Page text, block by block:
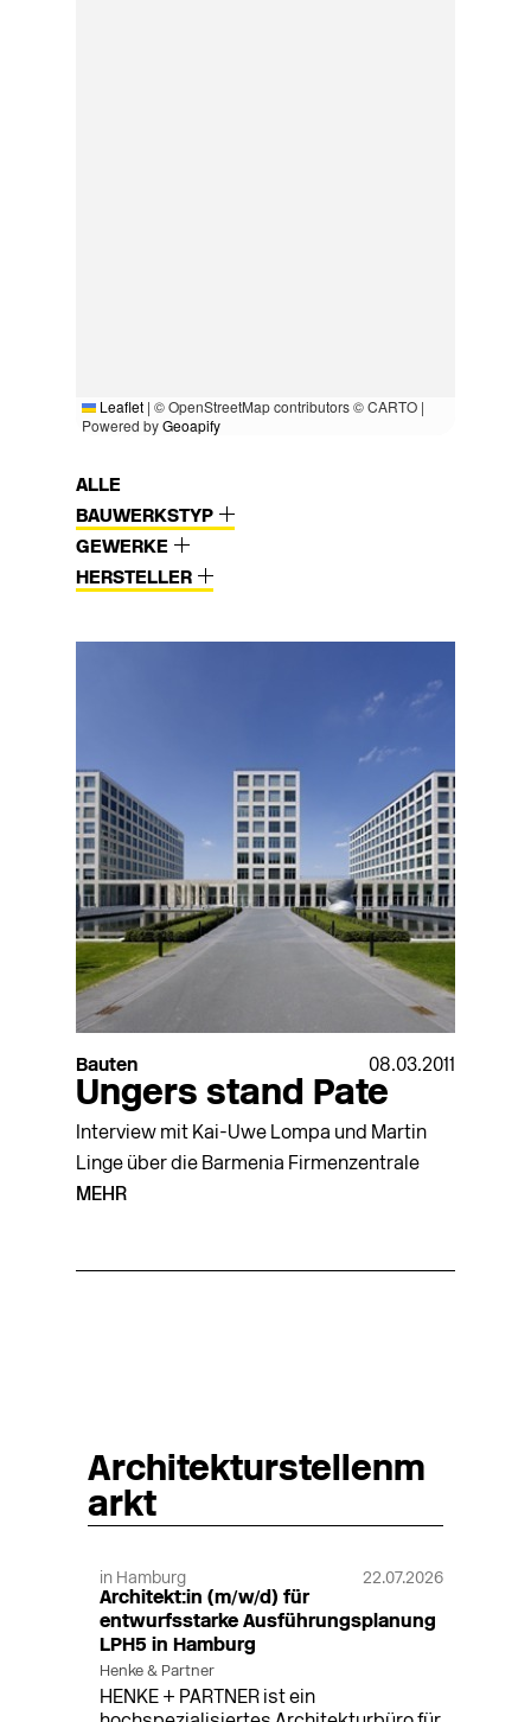
Leaflet | © OpenStreetMap contributors © CARTO |
Powered byGeoapify
ALLE
BAUWERKSTYP
GEWERKE
HERSTELLER
Bauten 08.03.2011
Ungers stand Pate
Interview mit Kai-Uwe Lompa und Martin
Linge über die Barmenia Firmenzentrale
MEHR
Architekturstellenm
arkt
in Hamburg 22.07.2026
Architekt:in (m/w/d) für
entwurfsstarke Ausführungsplanung
LPH5 in Hamburg
Henke & Partner
HENKE + PARTNER ist ein